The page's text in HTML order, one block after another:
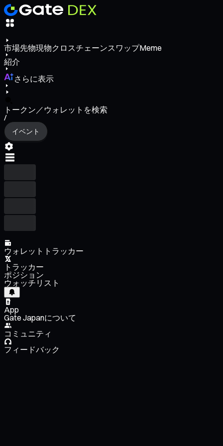
市場先物現物クロスチェーンスワップMeme
紹介
さらに表示
トークン／ウォレットを検索
/
イベント
ウォレットトラッカー
トラッカー
ポジション
ウォッチリスト
App
Gate Japanについて
コミュニティ
フィードバック